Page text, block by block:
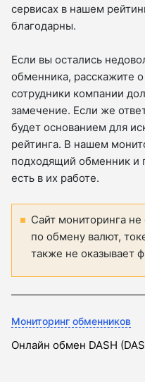
сервисах в нашем
благодарны.
Если вы остались
обменника, расскажите
сотрудники компании
замечение. Если же
будет основанием для
рейтинга. В нашем
подходящий обменник и
есть в их работе.
Сайт мониторинга
по обмену валют,
также не оказывает
Мониторинг обменников
Онлайн обмен DASH